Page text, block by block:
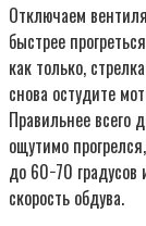
Отключаем
быстрее
как только,
снова остудите
Правильнее всего
ощутимо
до 60−70 градусов
скорость обдува.